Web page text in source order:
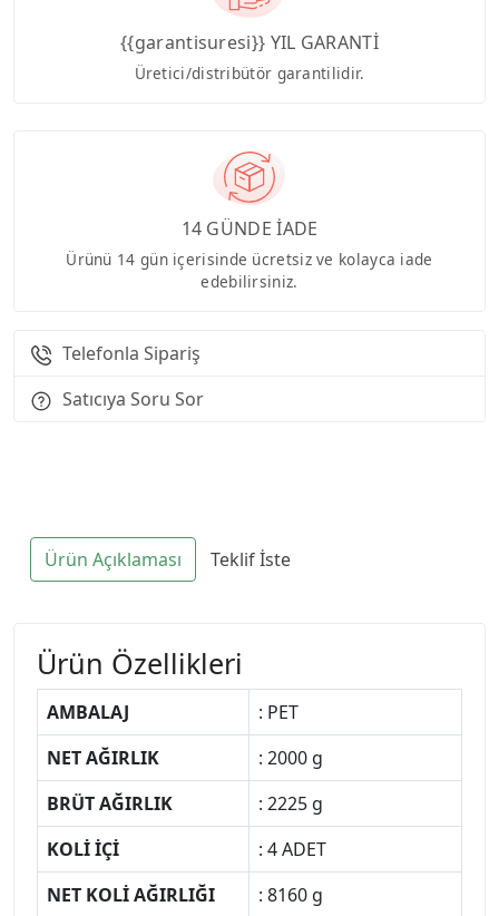
{{garantisuresi}} YIL GARANTİ
Üretici/distribütör garantilidir.
14 GÜNDE İADE
Ürünü 14 gün içerisinde ücretsiz ve kolayca iade
edebilirsiniz.
Telefonla Sipariş
Satıcıya Soru Sor
Ürün Açıklaması Teklif İste
Ürün Özellikleri
AMBALAJ
: PET
NET AĞIRLIK
: 2000 g
BRÜT AĞIRLIK
: 2225 g
KOLİ İÇİ
: 4 ADET
NET KOLİ AĞIRLIĞI
: 8160 g